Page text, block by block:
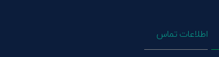
اطلاعات تماس